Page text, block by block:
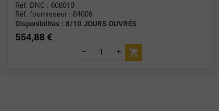
Réf. DNC : 608010
Réf. fournisseur : 84006
Disponibilités : 8/10 JOURS OUVRÉS
554,88 €